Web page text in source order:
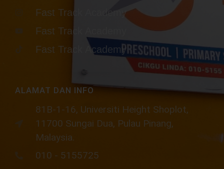
ALAMAT DAN INFO
81B-1-16, Universiti Height Shoplot,
11700 Sungai Dua, Pulau Pinang,
Malaysia.​
010 - 5155725
Fast Track Academy
Fast Track Academy
Fast Track Academy